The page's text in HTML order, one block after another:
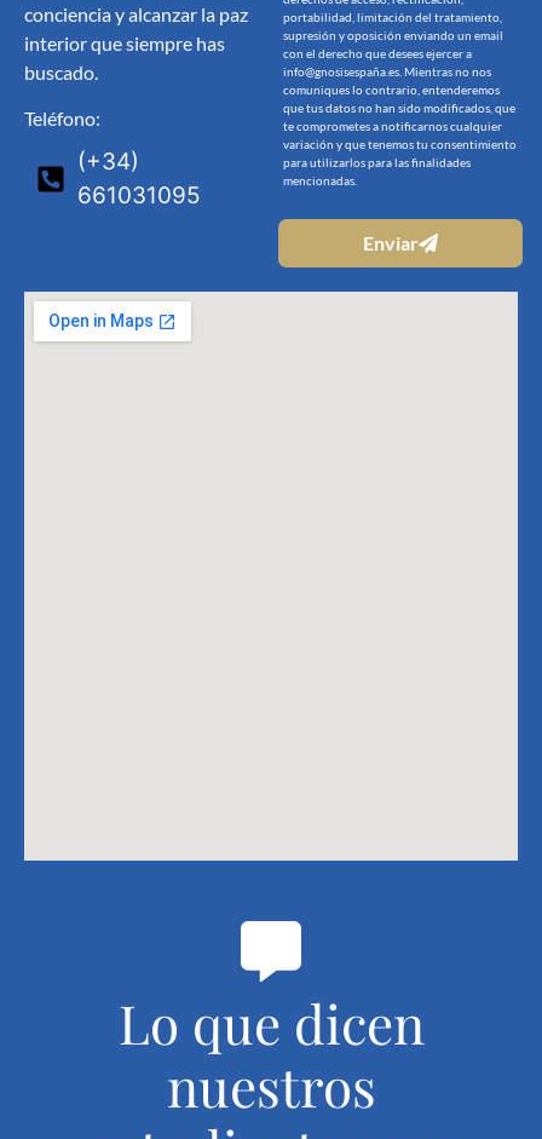
conciencia y alcanzar la paz
interior que siempre has
buscado.
Teléfono:
(+34)
661031095
portabilidad, limitación del tratamiento,
supresión y oposición enviando un email
con el derecho que desees ejercer a
info@gnosisespaña.es. Mientras no nos
comuniques lo contrario, entenderemos
que tus datos no han sido modificados, que
te comprometes a notificarnos cualquier
variación y que tenemos tu consentimiento
para utilizarlos para las finalidades
mencionadas.
Enviar
Lo que dicen
nuestros